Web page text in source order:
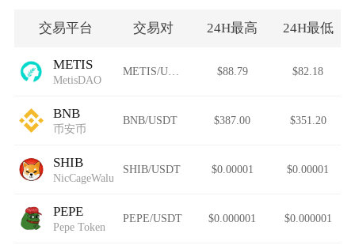
交易平台 交易对 24H最高 24H最低
METIS
MetisDAO
METIS/USDT $88.79 $82.18
BNB
币安币
BNB/USDT $387.00 $351.20
SHIB
NicCageWaluigiElmo42069Inu
SHIB/USDT $0.00001 $0.00001
PEPE
Pepe Token
PEPE/USDT $0.000001 $0.000001